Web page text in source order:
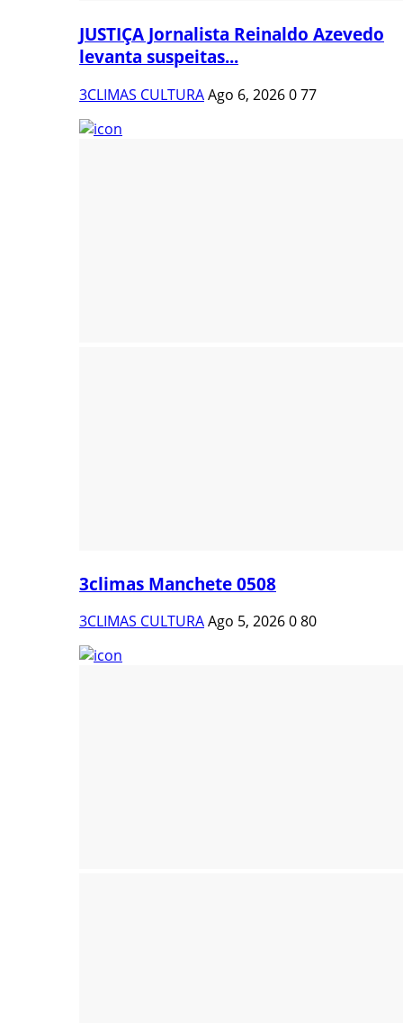
JUSTIÇA Jornalista Reinaldo Azevedo
levanta suspeitas...
3CLIMAS CULTURAAgo 6, 2026077
3climas Manchete 0508
3CLIMAS CULTURAAgo 5, 2026080